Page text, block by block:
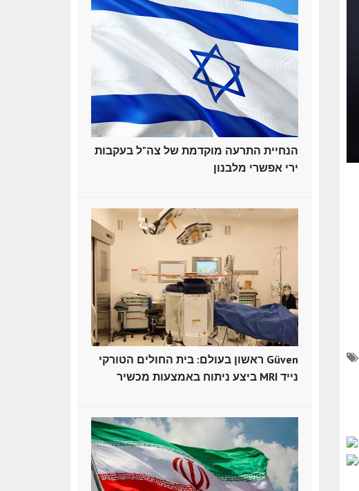
הנחיית התרעה מוקדמת של צה"ל בעקבות
ירי אפשרי מלבנון
ראשון בעולם: בית החולים הטורקי Güven
ביצע ניתוח באמצעות מכשיר MRI נייד